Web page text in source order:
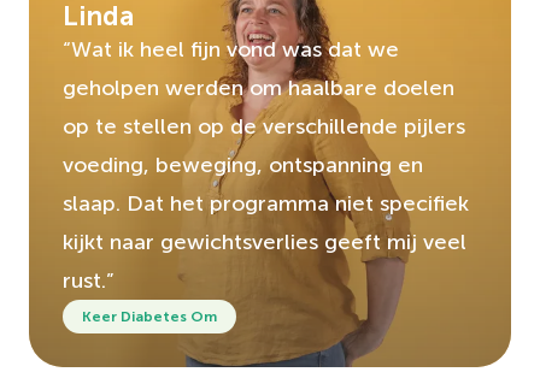
Linda
“Wat ik heel fijn vond was dat we
geholpen werden om haalbare doelen
op te stellen op de verschillende pijlers
voeding, beweging, ontspanning en
slaap. Dat het programma niet specifiek
kijkt naar gewichtsverlies geeft mij veel
rust.”
Keer Diabetes Om